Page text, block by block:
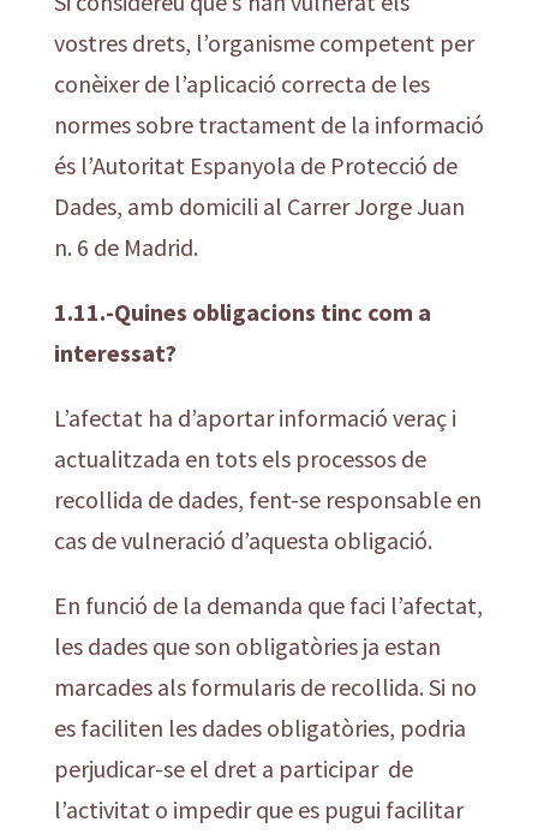
vostres drets, l’organisme competent per
conèixer de l’aplicació correcta de les
normes sobre tractament de la informació
és l’Autoritat Espanyola de Protecció de
Dades, amb domicili al Carrer Jorge Juan
n. 6 de Madrid.
1.11.-Quines obligacions tinc com a
interessat?
L’afectat ha d’aportar informació veraç i
actualitzada en tots els processos de
recollida de dades, fent-se responsable en
cas de vulneració d’aquesta obligació.
En funció de la demanda que faci l’afectat,
les dades que son obligatòries ja estan
marcades als formularis de recollida. Si no
es faciliten les dades obligatòries, podria
perjudicar-se el dret a participar de
l’activitat o impedir que es pugui facilitar